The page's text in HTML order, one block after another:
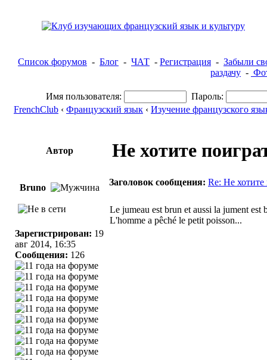
Список форумов - Блог - ЧАТ - Регистрация - Забыли
раздачу -
Имя пользователя:
Пароль:
FrenchClub ‹ Французский язык ‹ Изучение французского
Автор Не хотите
Bruno
Заголовок сообщения: Re: Не
Зарегистрирован: 19
авг 2014, 16:35
Сообщения: 126
Le jumeau est brun et aussi la jument est
L'homme a pêché le petit poisson...